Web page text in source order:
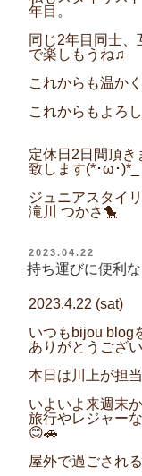
年目。
同じ2年目同士
で楽しもうね♫
これからも温か
定休日2日間頂き
致します(*･ω･)*_
ジュニアスタイ
滝川 つかさ🐤
投
稿
日:
2023.04.22
持ち運びに便利
2023.4.22 (sat)
いつも bijou blog
ありがとうござ
本日は川上が担
いよいよ来週末
旅行やレジャー
😊🚗
屋外で過ごされ